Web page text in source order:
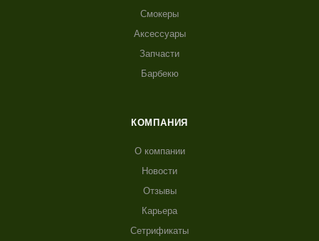
Смокеры
Аксессуары
Запчасти
Барбекю
КОМПАНИЯ
О компании
Новости
Отзывы
Карьера
Сетрификаты